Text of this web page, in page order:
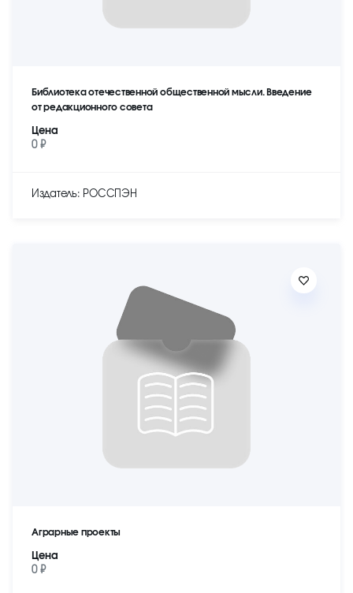
Библиотека отечественной общественной мысли. Введение
от редакционного совета
Цена
0 ₽
Издатель: РОССПЭН
Аграрные проекты
Цена
0 ₽